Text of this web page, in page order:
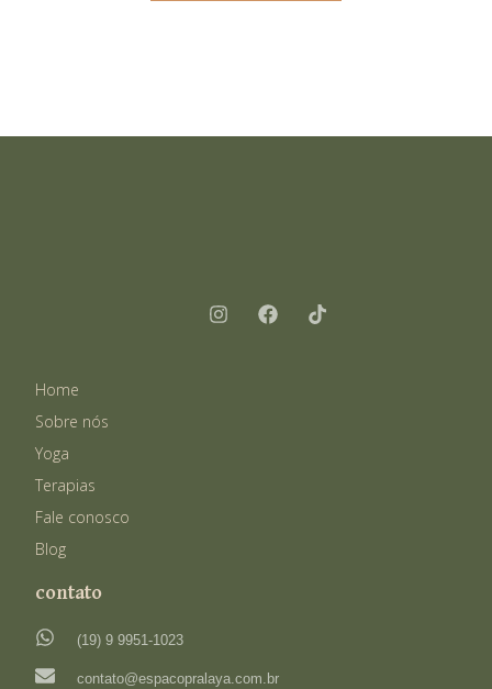
Home
Sobre nós
Yoga
Terapias
Fale conosco
Blog
contato
(19) 9 9951-1023
contato@espacopralaya.com.br